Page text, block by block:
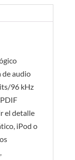
de audio
96 kHz
el detalle
iPod o